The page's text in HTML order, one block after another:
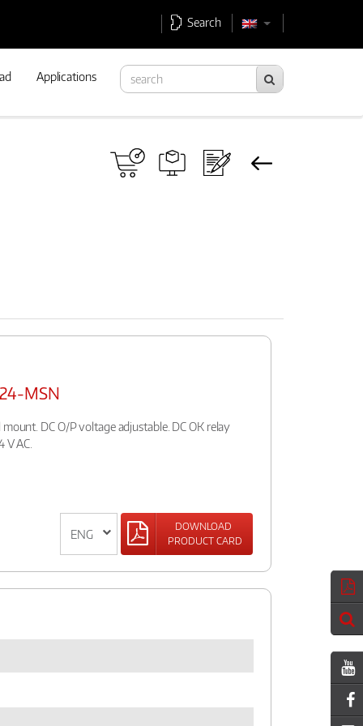
Search
Applications
MSN
DC O/P voltage adjustable. DC OK relay
AC.
DOWNLOAD
PRODUCT CARD